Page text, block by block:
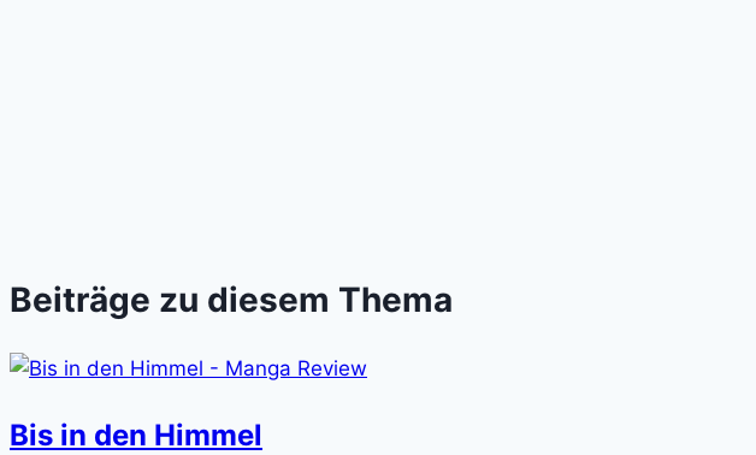
Beiträge zu diesem Thema
Bis in den Himmel